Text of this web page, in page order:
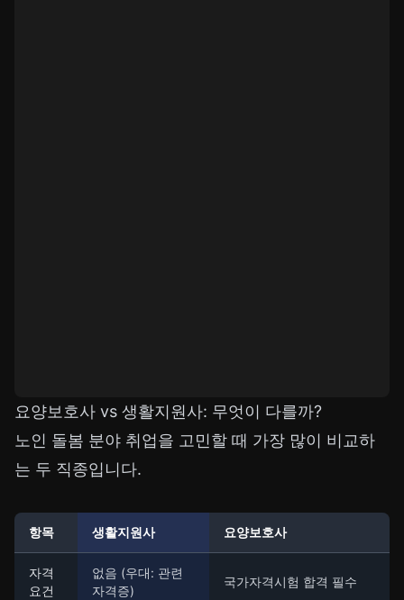
요양보호사 vs 생활지원사: 무엇이 다를까?
노인 돌봄 분야 취업을 고민할 때 가장 많이 비교하
는 두 직종입니다.
항목 생활지원사 요양보호사
자격
요건
없음 (우대: 관련
자격증)
국가자격시험 합격 필수